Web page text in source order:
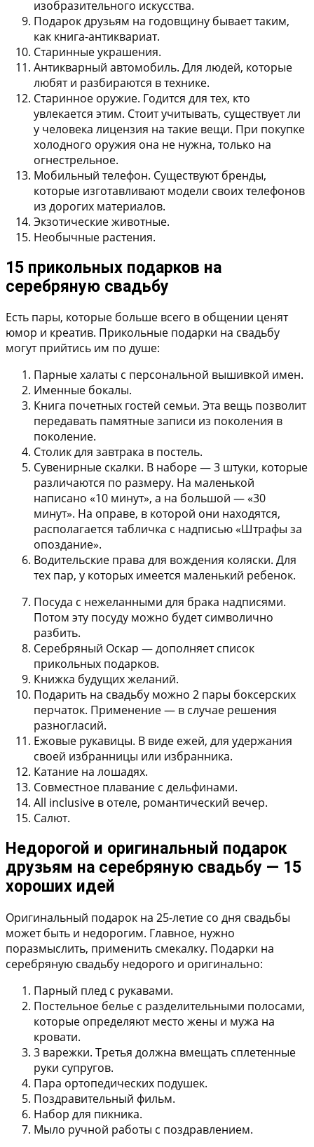
изобразительного искусства.
Подарок друзьям на годовщину бывает таким,
как книга-антиквариат.
Старинные украшения.
Антикварный автомобиль. Для людей, которые
любят и разбираются в технике.
Старинное оружие. Годится для тех, кто
увлекается этим. Стоит учитывать, существует ли
у человека лицензия на такие вещи. При покупке
холодного оружия она не нужна, только на
огнестрельное.
Мобильный телефон. Существуют бренды,
которые изготавливают модели своих телефонов
из дорогих материалов.
Экзотические животные.
Необычные растения.
15 прикольных подарков на
серебряную свадьбу
Есть пары, которые больше всего в общении ценят
юмор и креатив. Прикольные подарки на свадьбу
могут прийтись им по душе:
Парные халаты с персональной вышивкой имен.
Именные бокалы.
Книга почетных гостей семьи. Эта вещь позволит
передавать памятные записи из поколения в
поколение.
Столик для завтрака в постель.
Сувенирные скалки. В наборе — 3 штуки, которые
различаются по размеру. На маленькой
написано «10 минут», а на большой — «30
минут». На оправе, в которой они находятся,
располагается табличка с надписью «Штрафы за
опоздание».
Водительские права для вождения коляски. Для
тех пар, у которых имеется маленький ребенок.
Посуда с нежеланными для брака надписями.
Потом эту посуду можно будет символично
разбить.
Серебряный Оскар — дополняет список
прикольных подарков.
Книжка будущих желаний.
Подарить на свадьбу можно 2 пары боксерских
перчаток. Применение — в случае решения
разногласий.
Ежовые рукавицы. В виде ежей, для удержания
своей избранницы или избранника.
Катание на лошадях.
Совместное плавание с дельфинами.
All inclusive в отеле, романтический вечер.
Салют.
Недорогой и оригинальный подарок
друзьям на серебряную свадьбу — 15
хороших идей
Оригинальный подарок на 25-летие со дня свадьбы
может быть и недорогим. Главное, нужно
поразмыслить, применить смекалку. Подарки на
серебряную свадьбу недорого и оригинально:
Парный плед с рукавами.
Постельное белье с разделительными полосами,
которые определяют место жены и мужа на
кровати.
3 варежки. Третья должна вмещать сплетенные
руки супругов.
Пара ортопедических подушек.
Поздравительный фильм.
Набор для пикника.
Мыло ручной работы с поздравлением.